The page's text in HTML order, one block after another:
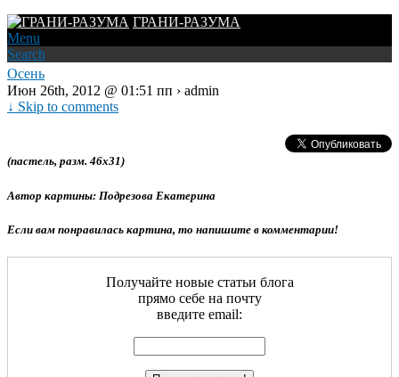
ГРАНИ-РАЗУМА
Menu
Search
Осень
Июн 26th, 2012 @ 01:51 пп › admin
↓ Skip to comments
(пастель, разм. 46х31)
Автор картины: Подрезова Екатерина
Если вам понравилась картина, то напишите в комментарии!
Получайте новые статьи блога
прямо себе на почту
введите email: